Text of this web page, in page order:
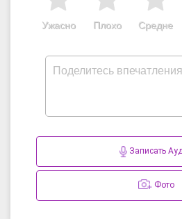
Средне
Плохо
Ужасно
Записать
Фото